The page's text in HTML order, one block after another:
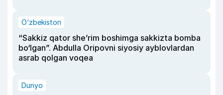
O‘zbekiston
“Sakkiz qator she’rim boshimga sakkizta bomba
bo‘lgan”. Abdulla Oripovni siyosiy ayblovlardan
asrab qolgan voqea
Dunyo